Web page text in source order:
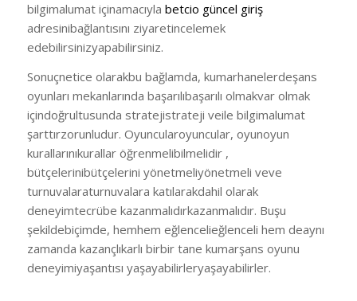
bilgimalumat içinamacıyla betcio güncel giriş
adresinibağlantısını ziyaretincelemek
edebilirsinizyapabilirsiniz.
Sonuçnetice olarakbu bağlamda, kumarhanelerdeşans
oyunları mekanlarında başarılıbaşarılı olmakvar olmak
içindoğrultusunda stratejistrateji veile bilgimalumat
şarttırzorunludur. Oyuncularoyuncular, oyunoyun
kurallarınıkurallar öğrenmelibilmelidir ,
bütçelerinibütçelerini yönetmeliyönetmeli veve
turnuvalaraturnuvalara katılarakdahil olarak
deneyimtecrübe kazanmalıdırkazanmalıdır. Buşu
şekildebiçimde, hemhem eğlencelieğlenceli hem deaynı
zamanda kazançlıkarlı birbir tane kumarşans oyunu
deneyimiyaşantısı yaşayabilirleryaşayabilirler.